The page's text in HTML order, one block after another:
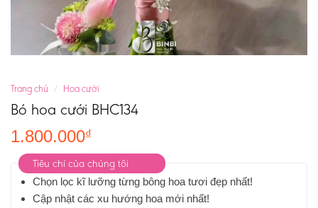
Trang chủ / Hoa cưới
Bó hoa cưới BHC134
1.800.000₫
Tiêu chí của chúng tôi
Chọn lọc kĩ lưỡng từng bông hoa tươi đẹp nhất!
Cập nhật các xu hướng hoa mới nhất!